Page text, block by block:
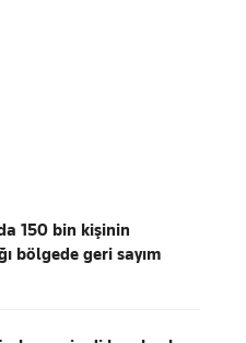
150 bin kişinin
bölgede geri sayım